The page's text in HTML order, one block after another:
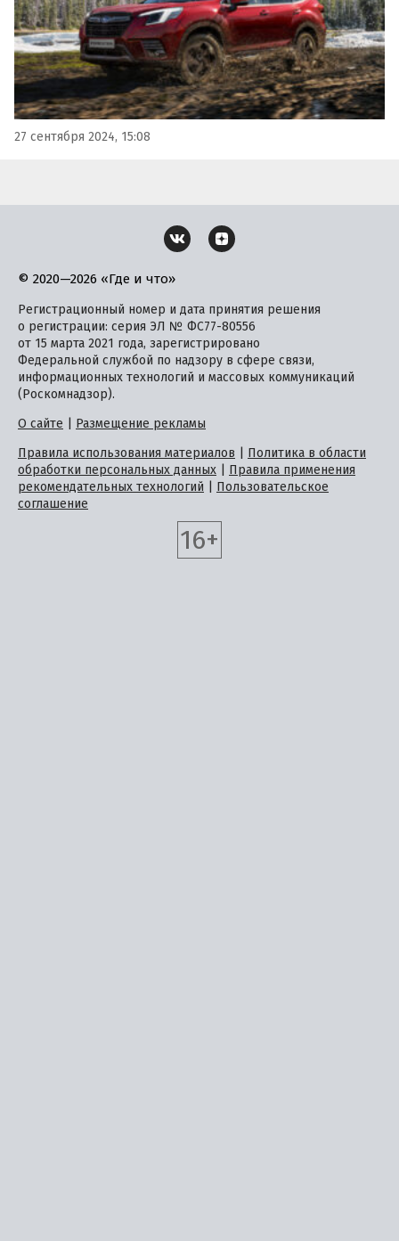
27 сентября 2024, 15:08
© 2020—2026 «Где и что»
Регистрационный номер и дата принятия решения
о регистрации: серия ЭЛ № ФС77-80556
от 15 марта 2021 года, зарегистрировано
Федеральной службой по надзору в сфере связи,
информационных технологий и массовых коммуникаций
(Роскомнадзор).
О сайте
Размещение рекламы
Правила использования материалов
Политика в области
обработки персональных данных
Правила применения
рекомендательных технологий
Пользовательское
соглашение
16+